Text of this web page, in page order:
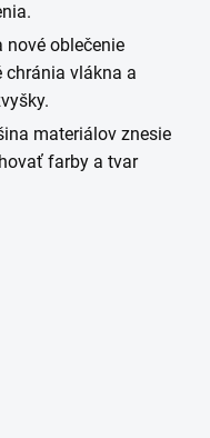
nové oblečenie
chránia vlákna a
materiálov znesie
farby a tvar